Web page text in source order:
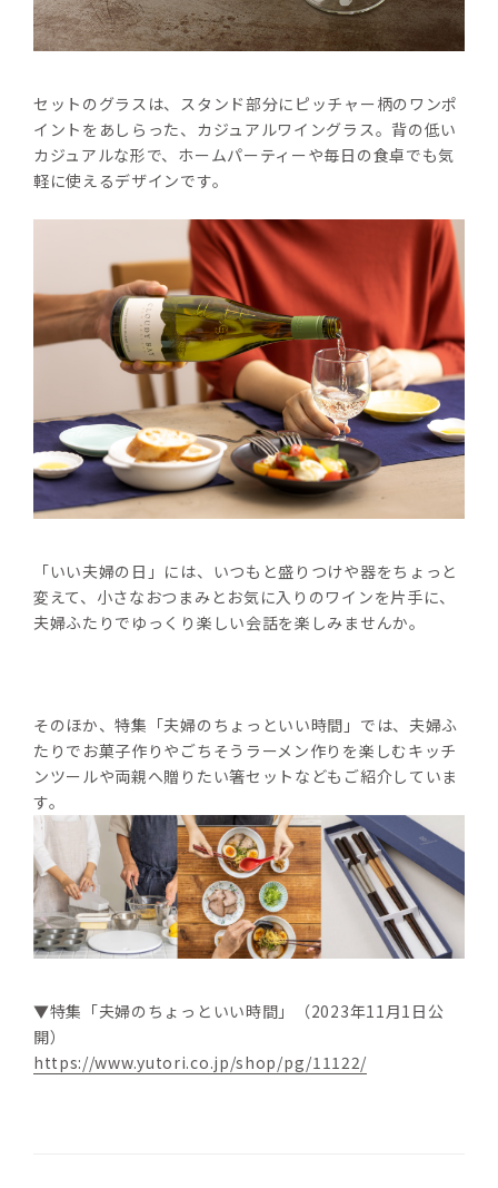
セットのグラスは、スタンド部分にピッチャー柄のワンポ
イントをあしらった、カジュアルワイングラス。背の低い
カジュアルな形で、ホームパーティーや毎日の食卓でも気
軽に使えるデザインです。
「いい夫婦の日」には、いつもと盛りつけや器をちょっと
変えて、小さなおつまみとお気に入りのワインを片手に、
夫婦ふたりでゆっくり楽しい会話を楽しみませんか。
そのほか、特集「夫婦のちょっといい時間」では、夫婦ふ
たりでお菓子作りやごちそうラーメン作りを楽しむキッチ
ンツールや両親へ贈りたい箸セットなどもご紹介していま
す。
▼特集「夫婦のちょっといい時間」（2023年11月1日公
開）
https://www.yutori.co.jp/shop/pg/11122/